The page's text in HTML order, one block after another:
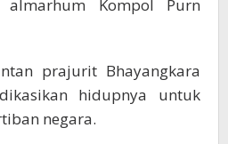
Kompol Purn
prajurit Bhayangkara
hidupnya untuk
negara.